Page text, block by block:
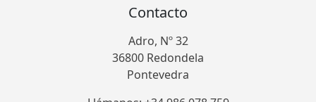
Contacto
Adro, Nº 32
36800 Redondela
Pontevedra